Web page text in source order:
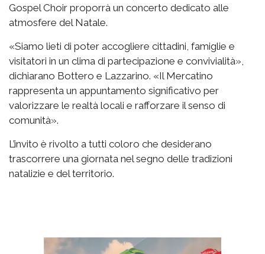
Gospel Choir proporrà un concerto dedicato alle
atmosfere del Natale.
«Siamo lieti di poter accogliere cittadini, famiglie e
visitatori in un clima di partecipazione e convivialità»,
dichiarano Bottero e Lazzarino. «Il Mercatino
rappresenta un appuntamento significativo per
valorizzare le realtà locali e rafforzare il senso di
comunità».
L’invito è rivolto a tutti coloro che desiderano
trascorrere una giornata nel segno delle tradizioni
natalizie e del territorio.